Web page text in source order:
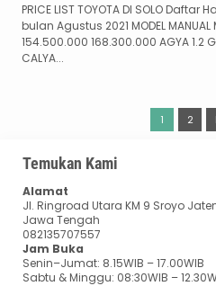
PRICE LIST TOYOTA DI SOLO
bulan Agustus 2021 MODEL MANUAL
154.500.000 168.300.000 AGYA 1.2
CALYA...
1 2
Temukan Kami
Alamat
Jl. Ringroad Utara KM 9 Sroyo
Jawa Tengah
082135707557
Jam Buka
Senin–Jumat: 8.15WIB – 17.00WIB
Sabtu & Minggu: 08:30WIB –